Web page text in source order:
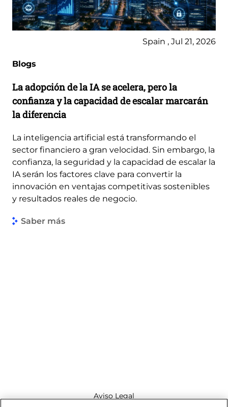
Spain , Jul 21, 2026
Blogs
La adopción de la IA se acelera, pero la
confianza y la capacidad de escalar marcarán
la diferencia
La inteligencia artificial está transformando el
sector financiero a gran velocidad. Sin embargo, la
confianza, la seguridad y la capacidad de escalar la
IA serán los factores clave para convertir la
innovación en ventajas competitivas sostenibles
y resultados reales de negocio.
Saber más
Aviso Legal